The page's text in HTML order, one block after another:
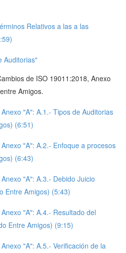
Relativos a las a las
Auditorias"
de ISO 19011:2018, Anexo
Amigos.
"A": A.1.- Tipos de Auditorias
(6:51)
"A": A.2.- Enfoque a procesos
(6:43)
"A": A.3.- Debido Juicio
Entre Amigos) (5:43)
"A": A.4.- Resultado del
Entre Amigos) (9:15)
"A": A.5.- Verificación de la